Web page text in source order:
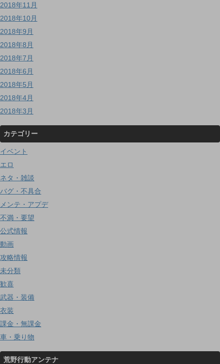
2018年11月
2018年10月
2018年9月
2018年8月
2018年7月
2018年6月
2018年5月
2018年4月
2018年3月
カテゴリー
イベント
エロ
ネタ・雑談
バグ・不具合
メンテ・アプデ
不満・要望
公式情報
動画
攻略情報
未分類
歓喜
武器・装備
衣装
課金・無課金
車・乗り物
荒野行動アンテナ